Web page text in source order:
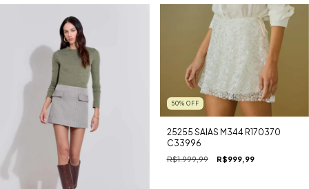
50% OFF
25255 SAIAS M344 R170370
C33996
R$1.999,99 R$999,99